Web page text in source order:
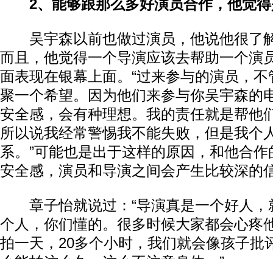
2、能够跟那么多好演员合作，他觉
吴宇森以前也做过演员，他说他很了
而且，他觉得一个导演应该去帮助一个演
面表现在银幕上面。“过来参与的演员，
聚一个希望。因为他们来参与你吴宇森的
安全感，会有种理想。我的责任就是帮他
所以说我经常警惕我不能失败，但是我个
系。”可能也是出于这样的原因，和他合
安全感，演员和导演之间会产生比较深的
章子怡就说过：“导演真是一个好人，
个人，你们懂的。很多时候大家都会心疼
拍一天，20多个小时，我们就会像孩子批